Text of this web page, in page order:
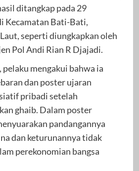
ditangkap pada 29
Kecamatan Bati-Bati,
seperti diungkapkan oleh
Pol Andi Rian R Djajadi.
mengakui bahwa ia
dan poster ujaran
pribadi setelah
ghaib. Dalam poster
pandangannya
dan keturunannya tidak
perekonomian bangsa